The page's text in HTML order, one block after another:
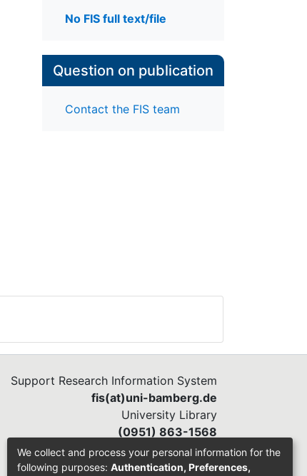
No FIS full text/file
Question on publication
Contact the FIS team
Support Research Information System
fis(at)uni-bamberg.de
University Library
(0951) 863-1568
We collect and process your personal information for the
following purposes: Authentication, Preferences,